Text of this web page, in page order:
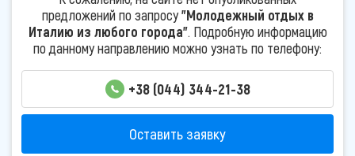
предложений по запросу"Молодежный отдых в
Италию из любого города". Подробную информацию
по данному направлению можно узнать по телефону:
+38 (044) 344-21-38
Оставить заявку